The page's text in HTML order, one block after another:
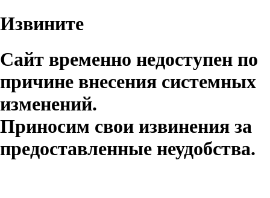
Извините
Сайт временно недоступен по
причине внесения системных
изменений.
Приносим свои извинения за
предоставленные неудобства.